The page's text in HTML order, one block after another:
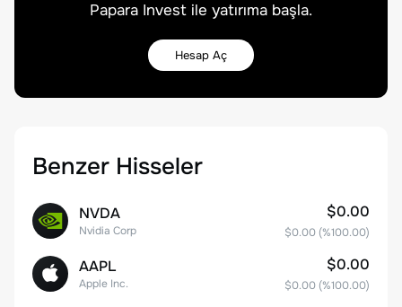
Papara Invest ile yatırıma başla.
Hesap Aç
Benzer Hisseler
NVDA
Nvidia Corp
$0.00
$0.00 (%100.00)
AAPL
Apple Inc.
$0.00
$0.00 (%100.00)